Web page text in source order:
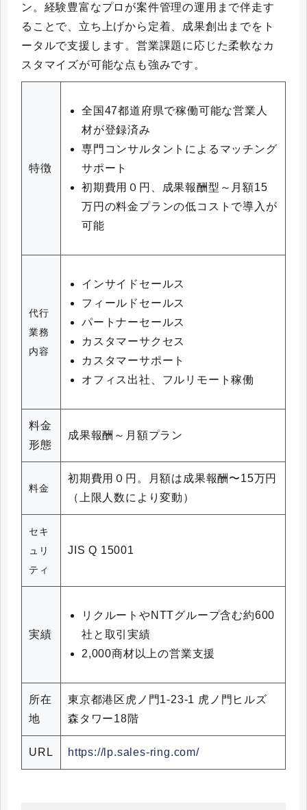
ン。経験豊富なプロが案件管理の運用まで伴走す
ることで、立ち上げから定着、成果創出までをト
ータルで支援します。営業課題に応じた柔軟なカ
スタマイズが可能な点も強みです。
特徴
全国47都道府県で稼働可能な営業人
材が登録済み
専門コンサルタントによるマッチング
サポート
初期費用０円、成果報酬型～月額15
万円の料金プランの低コストで導入が
可能
代行
業務
内容
インサイドセールス
フィールドセールス
パートナーセールス
カスタマーサクセス
カスタマーサポート
オフィス出社、フルリモート稼働
料金
形態
成果報酬～月額プラン
料金
初期費用０円。月額は成果報酬〜15万円
（上限人数により変動）
セキ
ュリ
ティ
JIS Q 15001
実績
リクルートやNTTグループ含む約600
社と取引実績
2,000商材以上の営業支援
所在
地
東京都港区虎ノ門1-23-1 虎ノ門ヒルズ
森タワー18階
URL https://lp.sales-ring.com/